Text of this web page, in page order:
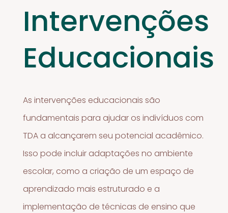
Intervenções
Educacionais
As intervenções educacionais são
fundamentais para ajudar os indivíduos com
TDA a alcançarem seu potencial acadêmico.
Isso pode incluir adaptações no ambiente
escolar, como a criação de um espaço de
aprendizado mais estruturado e a
implementação de técnicas de ensino que